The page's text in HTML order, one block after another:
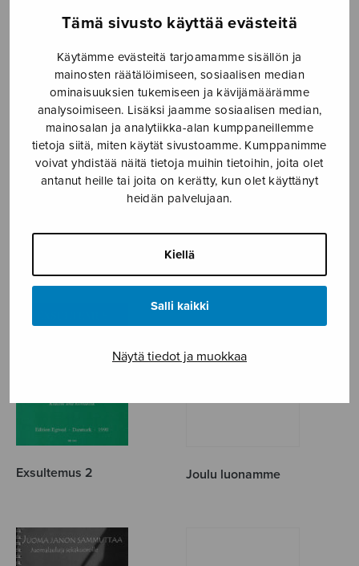
Tämä sivusto käyttää evästeitä
Käytämme evästeitä tarjoamamme sisällön ja
mainosten räätälöimiseen, sosiaalisen median
ominaisuuksien tukemiseen ja kävijämäärämme
analysoimiseen. Lisäksi jaamme sosiaalisen median,
mainosalan ja analytiikka-alan kumppaneillemme
tietoja siitä, miten käytät sivustoamme. Kumppanimme
voivat yhdistää näitä tietoja muihin tietoihin, joita olet
antanut heille tai joita on kerätty, kun olet käyttänyt
heidän palvelujaan.
Kiellä
Salli kaikki
Näytä tiedot ja muokkaa
10 kuorolaulua Elämän kirja
Exsultemus 1
Exsultemus 2 Joulu luonamme